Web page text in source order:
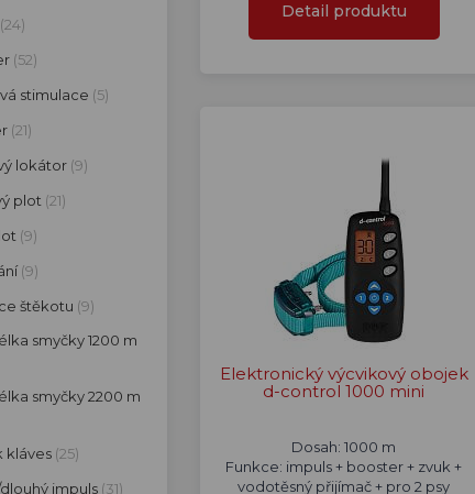
(24)
(52)
stimulace (5)
(21)
lokátor (9)
plot (21)
(9)
(9)
štěkotu (9)
smyčky 1200 m
smyčky 2200 m
kláves (25)
impuls (31)
Detail produktu
Elektronický výcvikový obojek
d-control 1000 mini
Dosah: 1000 m
Funkce: impuls + booster + zvuk +
vodotěsný přijímač + pro 2 psy